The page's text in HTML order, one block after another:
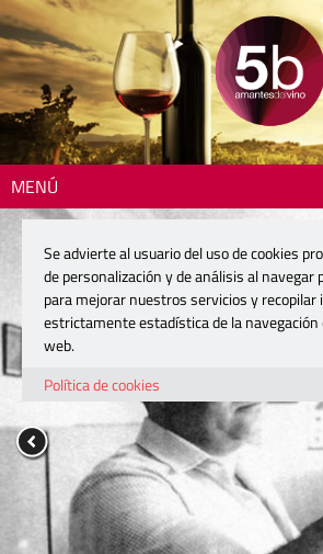
MENÚ
Se advierte al usuario del uso de cookies
de personalización y de análisis al navegar
para mejorar nuestros servicios y
estrictamente estadística de la
web.
Política de cookies